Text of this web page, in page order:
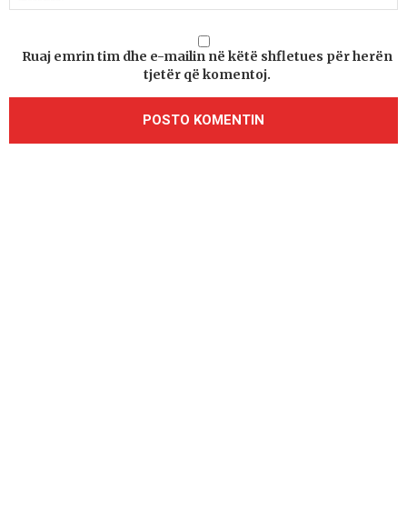
Ruaj emrin tim dhe e-mailin në këtë shfletues për herën
tjetër që komentoj.